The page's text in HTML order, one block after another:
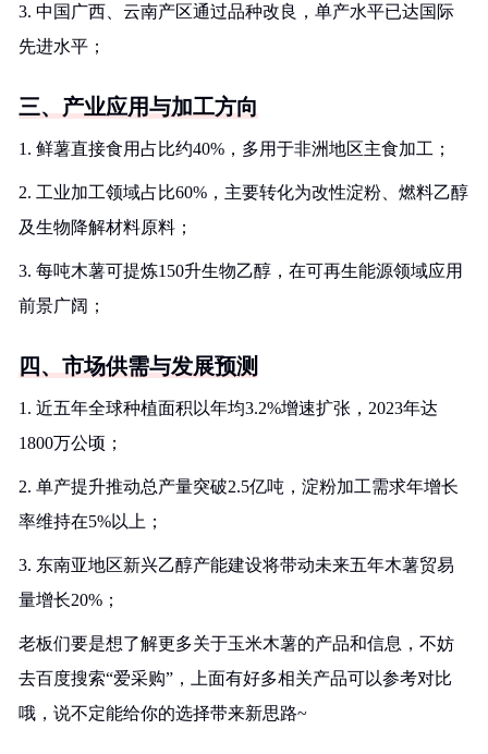
3. 中国广西、云南产区通过品种改良，单产水平已达国际
先进水平；
三、产业应用与加工方向
1. 鲜薯直接食用占比约40%，多用于非洲地区主食加工；
2. 工业加工领域占比60%，主要转化为改性淀粉、燃料乙醇
及生物降解材料原料；
3. 每吨木薯可提炼150升生物乙醇，在可再生能源领域应用
前景广阔；
四、市场供需与发展预测
1. 近五年全球种植面积以年均3.2%增速扩张，2023年达
1800万公顷；
2. 单产提升推动总产量突破2.5亿吨，淀粉加工需求年增长
率维持在5%以上；
3. 东南亚地区新兴乙醇产能建设将带动未来五年木薯贸易
量增长20%；
老板们要是想了解更多关于玉米木薯的产品和信息，不妨
去百度搜索“爱采购”，上面有好多相关产品可以参考对比
哦，说不定能给你的选择带来新思路~